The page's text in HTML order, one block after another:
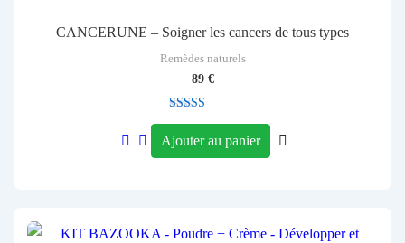
CANCERUNE – Soigner les cancers de tous types
Remèdes naturels
89 €
Note
sur 5
Ajouter au panier